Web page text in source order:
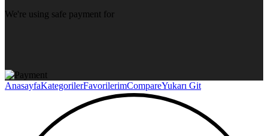
We're using safe payment for
AnasayfaKategorilerFavorilerimCompareYukarı Git